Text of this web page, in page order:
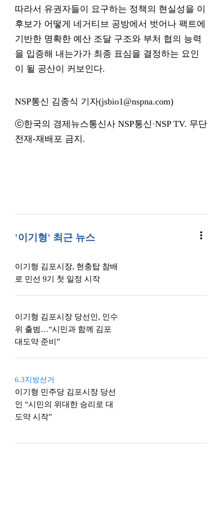
따라서 유권자들이 요구하는 정책의 현실성을 이
후보가 어떻게 네거티브 공방에서 벗어나 팩트에
기반한 명확한 예산 조달 구조와 부처 협의 능력
을 입증해 내는가가 최종 표심을 결정하는 요인
이 될 공산이 커보인다.
NSP통신 김종식 기자(jsbio1@nspna.com)
ⓒ한국의 경제뉴스통신사 NSP통신·NSP TV. 무단
전재-재배포 금지.
'이기형' 최근 뉴스 more_vert
이기형 김포시장, 현충탑 참배
로 민선 9기 첫 일정 시작
이기형 김포시장 당선인, 인수
위 출범…“시민과 함께 김포
대도약 준비”
6.3지방선거
이기형 민주당 김포시장 당선
인 “시민의 위대한 승리로 대
도약 시작”